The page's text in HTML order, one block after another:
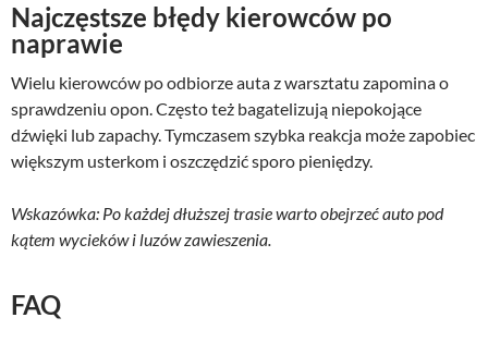
Najczęstsze błędy kierowców po
naprawie
Wielu kierowców po odbiorze auta z warsztatu zapomina o
sprawdzeniu opon. Często też bagatelizują niepokojące
dźwięki lub zapachy. Tymczasem szybka reakcja może zapobiec
większym usterkom i oszczędzić sporo pieniędzy.
Wskazówka: Po każdej dłuższej trasie warto obejrzeć auto pod
kątem wycieków i luzów zawieszenia.
FAQ